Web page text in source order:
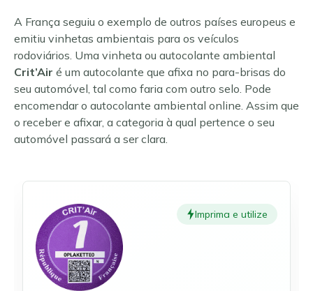
Darmstadt
Dortmund
Dresden
Duisburgo
Essen
Gelsenkirchen
Hamburgo
Hanôver
Heidelberg
Heidenheim
Deutsch
Nederlands
Español
Suomi
Svenska
Norsk bokmål
Magyar
Română
A França seguiu o exemplo de outros países europeus e
emitiu vinhetas ambientais para os veículos
rodoviários. Uma vinheta ou autocolante ambiental
Crit’Air é um autocolante que afixa no para-brisas do
seu automóvel, tal como faria com outro selo. Pode
encomendar o autocolante ambiental online. Assim que
o receber e afixar, a categoria à qual pertence o seu
automóvel passará a ser clara.
Imprima e utilize